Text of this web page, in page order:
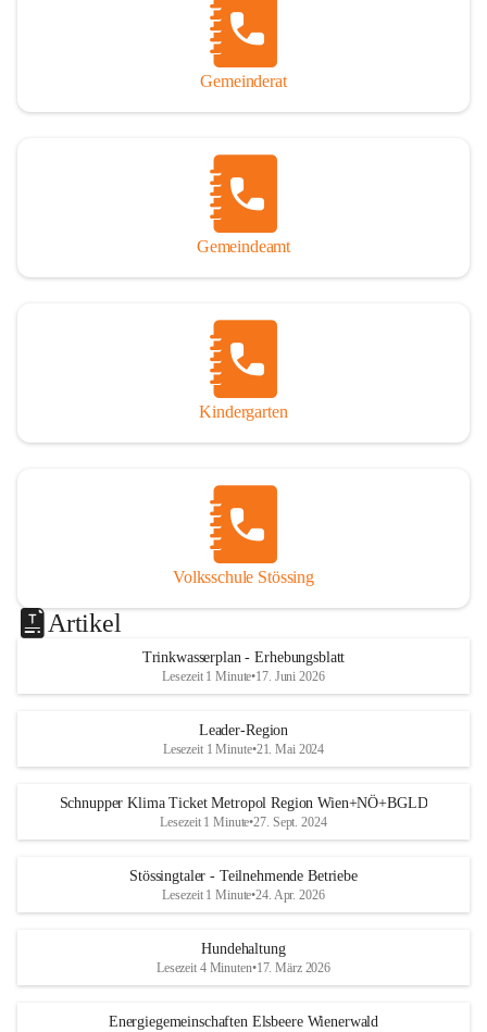
Gemeinderat
Gemeindeamt
Kindergarten
Volksschule Stössing
Artikel
Trinkwasserplan - Erhebungsblatt
Lesezeit 1 Minute•17. Juni 2026
Leader-Region
Lesezeit 1 Minute•21. Mai 2024
Schnupper Klima Ticket Metropol Region Wien+NÖ+BGLD
Lesezeit 1 Minute•27. Sept. 2024
Stössingtaler - Teilnehmende Betriebe
Lesezeit 1 Minute•24. Apr. 2026
Hundehaltung
Lesezeit 4 Minuten•17. März 2026
Energiegemeinschaften Elsbeere Wienerwald